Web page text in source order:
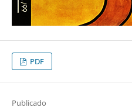
PDF
Publicado